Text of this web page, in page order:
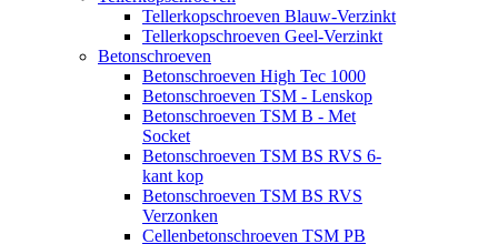
Tellerkopschroeven Blauw-Verzinkt
Tellerkopschroeven Geel-Verzinkt
Betonschroeven
Betonschroeven High Tec 1000
Betonschroeven TSM - Lenskop
Betonschroeven TSM B - Met
Socket
Betonschroeven TSM BS RVS 6-
kant kop
Betonschroeven TSM BS RVS
Verzonken
Cellenbetonschroeven TSM PB